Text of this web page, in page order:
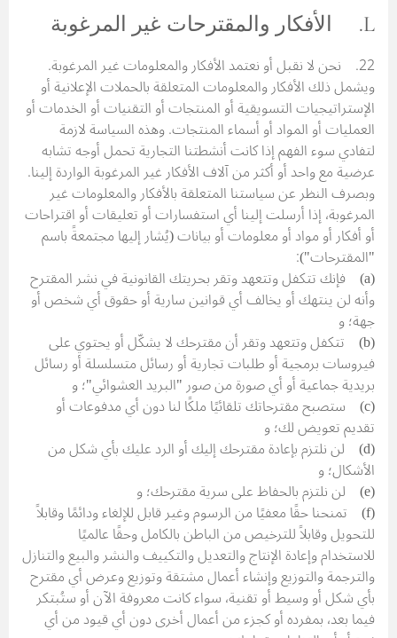
L. الأفكار والمقترحات غير المرغوبة
22. نحن لا نقبل أو نعتمد الأفكار والمعلومات غير المرغوبة.
ويشمل ذلك الأفكار والمعلومات المتعلقة بالحملات الإعلانية أو
الإستراتيجيات التسويقية أو المنتجات أو التقنيات أو الخدمات أو
العمليات أو المواد أو أسماء المنتجات. وهذه السياسة لازمة
لتفادي سوء الفهم إذا كانت أنشطتنا التجارية تحمل أوجه تشابه
عرضية مع واحد أو أكثر من آلاف الأفكار غير المرغوبة الواردة إلينا.
وبصرف النظر عن سياستنا المتعلقة بالأفكار والمعلومات غير
المرغوبة، إذا أرسلت إلينا أي استفسارات أو تعليقات أو اقتراحات
أو أفكار أو مواد أو معلومات أو بيانات (يُشار إليها مجتمعةً باسم
"المقترحات"):
(a) فإنك تتكفل وتتعهد وتقر بحريتك القانونية في نشر المقترح
وأنه لن ينتهك أو يخالف أي قوانين سارية أو حقوق أي شخص أو
جهة؛ و
(b) تتكفل وتتعهد وتقر أن مقترحك لا يشكّل أو يحتوي على
فيروسات برمجية أو طلبات تجارية أو رسائل متسلسلة أو رسائل
بريدية جماعية أو أي صورة من صور "البريد العشوائي"؛ و
(c) ستصبح مقترحاتك تلقائيًا ملكًا لنا دون أي مدفوعات أو
تقديم تعويض لك؛ و
(d) لن نلتزم بإعادة مقترحك إليك أو الرد عليك بأي شكل من
الأشكال؛ و
(e) لن نلتزم بالحفاظ على سرية مقترحك؛ و
(f) تمنحنا حقًا معفيًا من الرسوم وغير قابل للإلغاء ودائمًا وقابلاً
للتحويل وقابلاً للترخيص من الباطن بالكامل وحقًا عالميًا
للاستخدام وإعادة الإنتاج والتعديل والتكييف والنشر والبيع والتنازل
والترجمة والتوزيع وإنشاء أعمال مشتقة وتوزيع وعرض أي مقترح
بأي شكل أو وسيط أو تقنية، سواء كانت معروفة الآن أو ستُبتكر
فيما بعد، بمفرده أو كجزء من أعمال أخرى دون أي قيود من أي